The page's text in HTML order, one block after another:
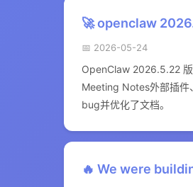
🚀 openclaw
📅 2026-05-24
OpenClaw 2026.5.22
Meeting Notes外部插件
bug并优化了文档。
🔥 We were